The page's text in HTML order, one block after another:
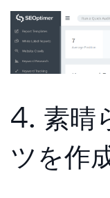
4. 素晴
ツを作